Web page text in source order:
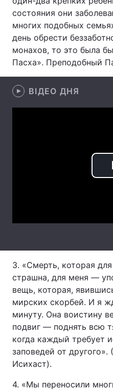
Архів
Контакти
Послуги
состояния они
многих подобных
день обрести
монахов, то это была
Пасха». Преподобный
ВІДЕО ДНЯ
3. «Смерть, которая
страшна, для меня —
вещь, которая,
мирских скорбей. И я
минуту. Она воистину
подвиг — поднять всю
когда каждый требует
заповедей от
Исихаст).
4. «Мы переносили